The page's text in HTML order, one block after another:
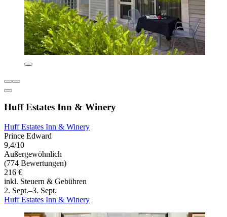
Huff Estates Inn & Winery
Huff Estates Inn & Winery
Prince Edward
9,4/10
Außergewöhnlich
(774 Bewertungen)
216 €
inkl. Steuern & Gebühren
2. Sept.–3. Sept.
Huff Estates Inn & Winery